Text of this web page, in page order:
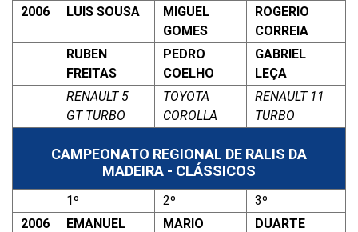
2006
LUIS SOUSA
MIGUEL
GOMES
ROGERIO
CORREIA
RUBEN
FREITAS
PEDRO
COELHO
GABRIEL
LEÇA
RENAULT 5
GT TURBO
TOYOTA
COROLLA
RENAULT 11
TURBO
CAMPEONATO REGIONAL DE RALIS DA
MADEIRA - CLÁSSICOS
1º 2º
3º
2006
EMANUEL
MARIO
DUARTE